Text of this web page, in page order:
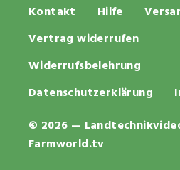
© 2026 —
Farmworld.tv
Kontakt Hilfe
Vertrag widerrufen
Widerrufsbelehrung
Datenschutzerklärung